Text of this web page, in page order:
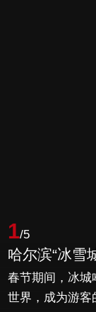
1/5
哈尔滨“冰雪
春节期间，冰城
世界，成为游